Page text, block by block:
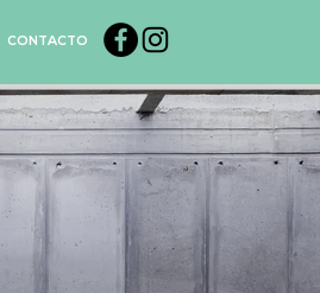
CONTACTO